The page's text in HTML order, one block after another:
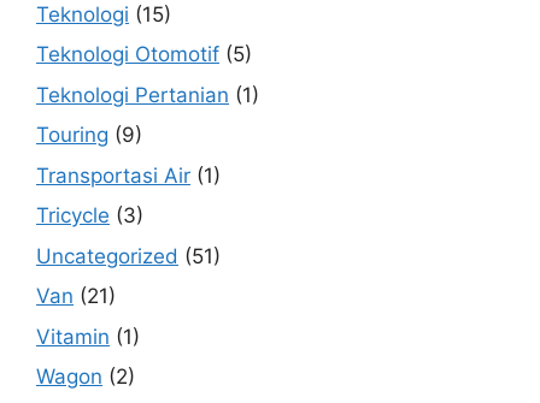
Teknologi (15)
Teknologi Otomotif (5)
Teknologi Pertanian (1)
Touring (9)
Transportasi Air (1)
Tricycle (3)
Uncategorized (51)
Van (21)
Vitamin (1)
Wagon (2)